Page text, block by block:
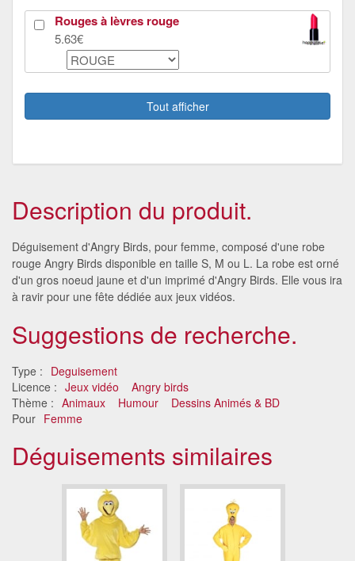
Rouges à lèvres rouge
5.63€
Tout afficher
Description du produit.
Déguisement d'Angry Birds, pour femme, composé d'une robe
rouge Angry Birds disponible en taille S, M ou L. La robe est orné
d'un gros noeud jaune et d'un imprimé d'Angry Birds. Elle vous ira
à ravir pour une fête dédiée aux jeux vidéos.
Suggestions de recherche.
Type : Deguisement
Licence : Jeux vidéo
Angry birds
Thème : Animaux Humour
Dessins Animés & BD
Pour Femme
Déguisements similaires